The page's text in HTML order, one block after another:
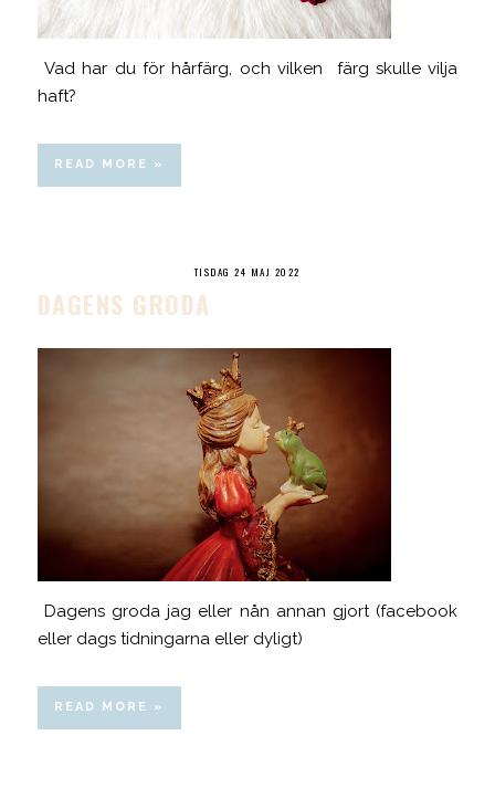
Vad har du för hårfärg, och vilken färg skulle vilja
haft?
READ MORE »
TISDAG 24 MAJ 2022
DAGENS GRODA
Dagens groda jag eller nån annan gjort (facebook
eller dags tidningarna eller dyligt)
READ MORE »